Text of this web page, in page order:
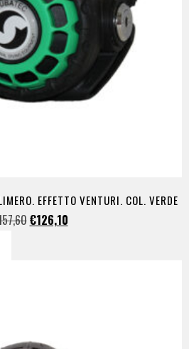
EFFETTO VENTURI. COL. VERDE
€126,10